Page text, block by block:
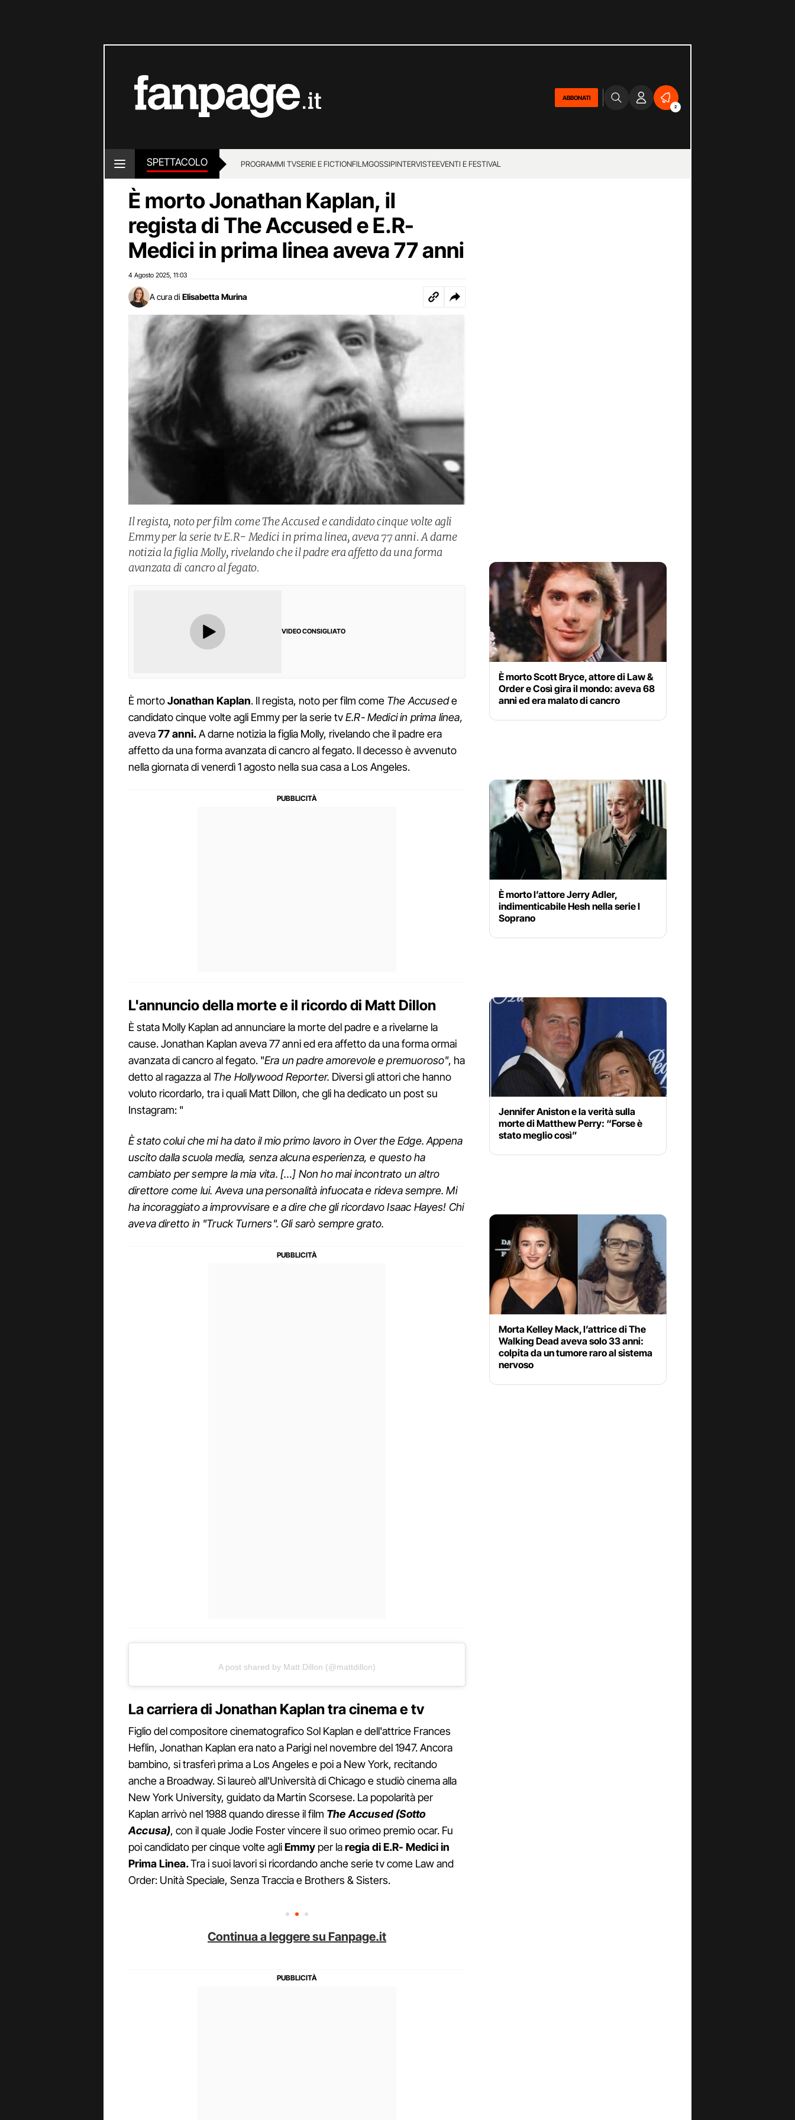
ABBONATI
2
SPETTACOLO PROGRAMMI TVSERIE E FICTIONFILMGOSSIPINTERVISTEEVENTI E FESTIVAL
È morto Jonathan Kaplan, il
regista di The Accused e E.R-
Medici in prima linea aveva 77 anni
4 Agosto 2025 11:03
A cura di Elisabetta Murina
Il regista, noto per film come The Accused e candidato cinque volte agli
Emmy per la serie tv E.R- Medici in prima linea, aveva 77 anni. A darne
notizia la figlia Molly, rivelando che il padre era affetto da una forma
avanzata di cancro al fegato.
VIDEO CONSIGLIATO
È mortoJonathan Kaplan. Il regista, noto per film come The Accusede
candidato cinque volte agli Emmy per la serie tvE.R- Medici in prima linea,
aveva77 anni.A darne notizia la figlia Molly, rivelando che il padre era
affetto da una forma avanzata di cancro al fegato. Il decesso è avvenuto
nella giornata di venerdì 1 agosto nella sua casa a Los Angeles.
L'annuncio della morte e il ricordo di Matt Dillon
È stata Molly Kaplan ad annunciare la morte del padre e a rivelarne la
cause. Jonathan Kaplan aveva 77 anni ed era affetto da una forma ormai
avanzata di cancro al fegato. "Era un padre amorevole e premuoroso", ha
detto al ragazza al The Hollywood Reporter. Diversi gli attori che hanno
voluto ricordarlo, tra i quali Matt Dillon, che gli ha dedicato un post su
Instagram: "
È stato colui che mi ha dato il mio primo lavoro in Over the Edge. Appena
uscito dalla scuola media, senza alcuna esperienza, e questo ha
cambiato per sempre la mia vita. […] Non ho mai incontrato un altro
direttore come lui. Aveva una personalità infuocata e rideva sempre. Mi
ha incoraggiato a improvvisare e a dire che gli ricordavo Isaac Hayes! Chi
aveva diretto in "Truck Turners". Gli sarò sempre grato.
A post shared by Matt Dillon (@mattdillon)
La carriera di Jonathan Kaplan tra cinema e tv
Figlio del compositore cinematografico Sol Kaplan e dell'attrice Frances
Heflin, Jonathan Kaplan era nato a Parigi nel novembre del 1947. Ancora
bambino, si trasferì prima a Los Angeles e poi a New York, recitando
anche a Broadway. Si laureò all'Università di Chicago e studiò cinema alla
New York University, guidato da Martin Scorsese. La popolarità per
Kaplan arrivò nel 1988 quando diresse il film The Accused (Sotto
Accusa), con il quale Jodie Foster vincere il suo orimeo premio ocar. Fu
poi candidato per cinque volte agliEmmy per laregia di E.R- Medici in
Prima Linea.Tra i suoi lavori si ricordando anche serie tv come Law and
Order: Unità Speciale, Senza Traccia e Brothers & Sisters.
Continua a leggere su Fanpage.it
È morto Scott Bryce, attore di Law &
Order e Così gira il mondo: aveva 68
anni ed era malato di cancro
È morto l’attore Jerry Adler,
indimenticabile Hesh nella serie I
Soprano
Jennifer Aniston e la verità sulla
morte di Matthew Perry: “Forse è
stato meglio così”
Morta Kelley Mack, l’attrice di The
Walking Dead aveva solo 33 anni:
colpita da un tumore raro al sistema
nervoso